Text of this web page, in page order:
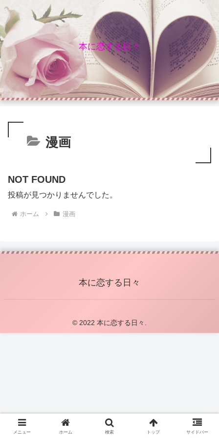
本に恋する日々
漫画
NOT FOUND
投稿が見つかりませんでした。
ホーム 漫画
本に恋する日々
© 2022 本に恋する日々.
メニュー ホーム 検索 トップ サイドバー